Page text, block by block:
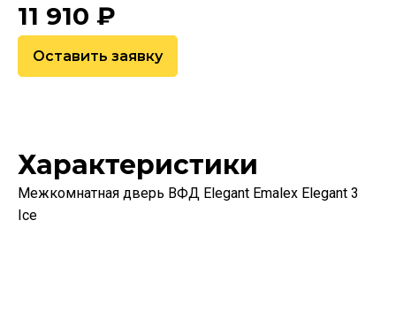
11 910 ₽
Оставить заявку
Характеристики
Межкомнатная дверь ВФД Elegant Emalex Elegant 3
Ice